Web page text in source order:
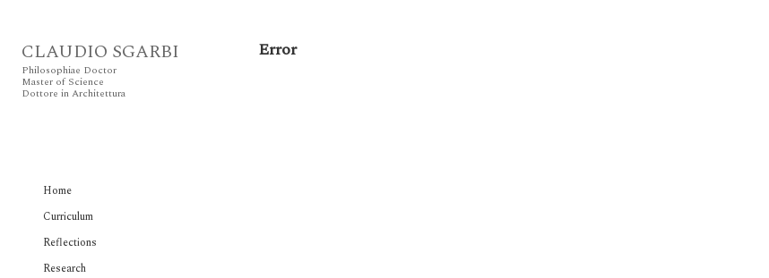
CLAUDIO SGARBI
Philosophiae Doctor
Master of Science
Dottore in Architettura
Home
Curriculum
Reflections
Research
Error